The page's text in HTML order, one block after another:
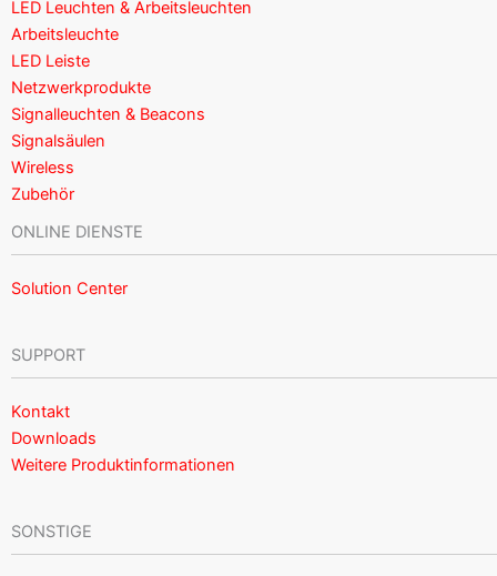
LED Leuchten & Arbeitsleuchten
Arbeitsleuchte
LED Leiste
Netzwerkprodukte
Signalleuchten & Beacons
Signalsäulen
Wireless
Zubehör
ONLINE DIENSTE
Solution Center
SUPPORT
Kontakt
Downloads
Weitere Produktinformationen
SONSTIGE